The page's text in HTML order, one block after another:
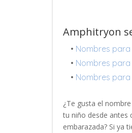
Amphitryon
• Nombres
• Nombres para
• Nombres
¿Te gusta el
tu niño desde antes
embarazada? Si ya